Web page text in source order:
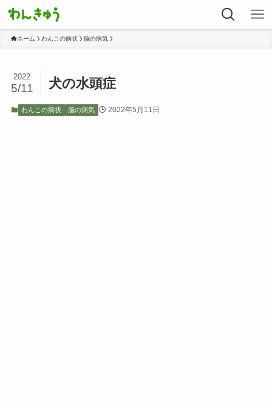
ホーム わんこの病状 脳の病気
犬の水頭症
2022
5/11
わんこの病状 脳の病気 2022年5月11日